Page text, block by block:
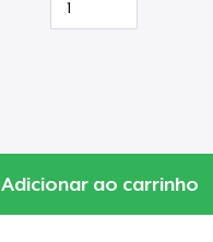
Adicionar ao carrinho